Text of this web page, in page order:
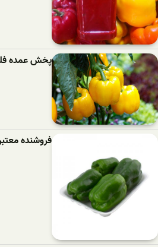
پخش عمده
فروشنده